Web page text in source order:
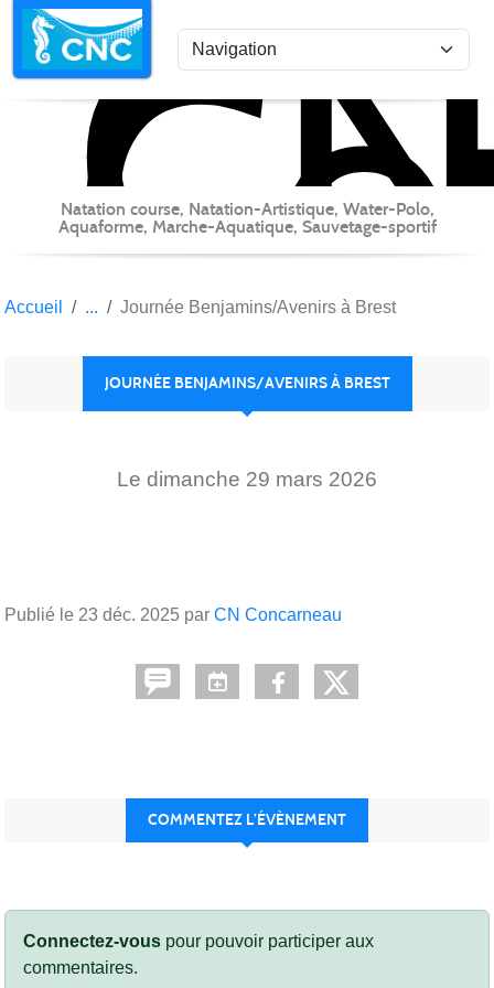
Natation course, Natation-Artistique, Water-Polo,
Aquaforme, Marche-Aquatique, Sauvetage-sportif
Accueil Journée Benjamins/Avenirs à Brest
JOURNÉE BENJAMINS/AVENIRS À BREST
Le dimanche 29 mars 2026
Publié le 23 déc. 2025 par CN Concarneau
COMMENTEZ L’ÉVÈNEMENT
Connectez-vous pour pouvoir participer aux
commentaires.
Panneau de gestion des cookies